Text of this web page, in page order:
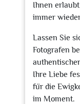
Ihnen
immer
Lassen Sie
Fotografen
Ihre Liebe
für die
im Moment.